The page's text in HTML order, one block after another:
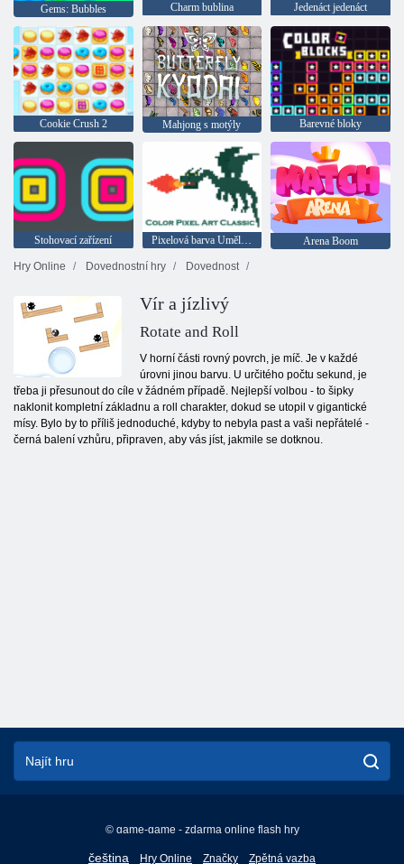
Gems: Bubbles Charm bublina Jedenáct jedenáct
Cookie Crush 2 Mahjong s motýly Barevné bloky
Stohovací zařízení Pixelová barva Umělecká klasika
Arena Boom
Hry Online
Dovednostní hry Dovednost
Vír a jízlivý
Rotate and Roll
V horní části rovný povrch, je míč. Je v každé
úrovni jinou barvu. U určitého počtu sekund, je
třeba ji přesunout do cíle v žádném případě. Nejlepší volbou - to šipky
naklonit kompletní základnu a roll charakter, dokud se utopil v gigantické
mísy. Bylo by to příliš jednoduché, kdyby to nebyla past a vaši nepřátelé -
černá balení vzhůru, připraven, aby vás jíst, jakmile se dotknou.
© game-game - zdarma online flash hry
čeština
English
Hry Online Značky Zpětná vazba